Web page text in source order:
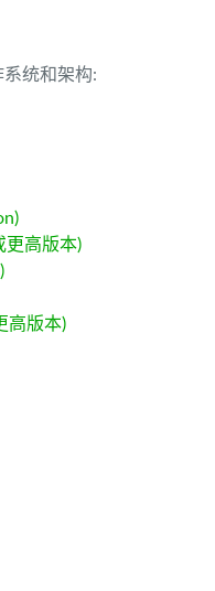
统和架构:
更高版本)
高版本)